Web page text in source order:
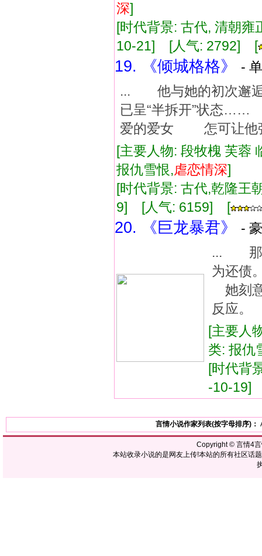
深]
[时代背景: 古代, 清朝
10-21] [人气: 2792] [
19. 《倾城格格》
-
... 他与她的初次邂
已呈“半拆开”状态
爱的爱女 怎可让他
[主要人物: 段牧槐 芙
报仇雪恨,虐恋情深]
[时代背景: 古代,乾隆
9] [人气: 6159] [
20. 《巨龙暴君》
-
... 那个
为还
她刻
反应。
[主要人
类: 报仇
[时代背
-10-19]
言情小说作家列表(按字母排序)：
Copyright © 言情4
本站收录小说的是网友上传!本站的所有社区话